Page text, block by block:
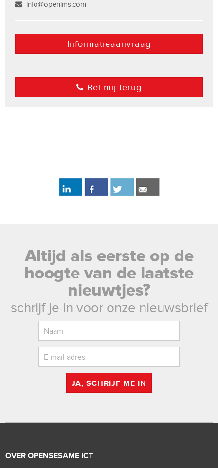
info@openims.com
Informatieaanvraag
Bel mij terug
Altijd als eerste op de
hoogte van de laatste
nieuwtjes?
schrijf je in voor onze nieuwsbrief
JA, SCHRIJF ME IN
OVER OPENSESAME ICT